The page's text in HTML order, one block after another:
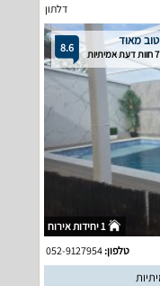
דלתון
8.6 טוב מאוד
7 חוות דעת אמיתיות
1 יחידות אירוח
טלפון:052-9127954